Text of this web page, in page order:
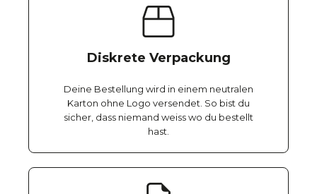
Diskrete Verpackung
Deine Bestellung wird in einem neutralen
Karton ohne Logo versendet. So bist du
sicher, dass niemand weiss wo du bestellt
hast.